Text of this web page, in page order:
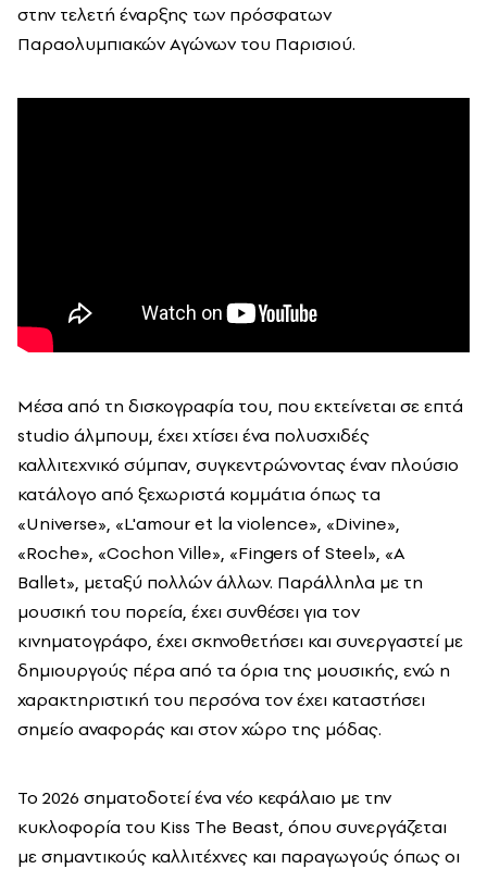
στην τελετή έναρξης των πρόσφατων
Παραολυμπιακών Αγώνων του Παρισιού.
Μέσα από τη δισκογραφία του, που εκτείνεται σε επτά
studio άλμπουμ, έχει χτίσει ένα πολυσχιδές
καλλιτεχνικό σύμπαν, συγκεντρώνοντας έναν πλούσιο
κατάλογο από ξεχωριστά κομμάτια όπως τα
«Universe», «L'amour et la violence», «Divine»,
«Roche», «Cochon Ville», «Fingers of Steel», «A
Ballet», μεταξύ πολλών άλλων. Παράλληλα με τη
μουσική του πορεία, έχει συνθέσει για τον
κινηματογράφο, έχει σκηνοθετήσει και συνεργαστεί με
δημιουργούς πέρα από τα όρια της μουσικής, ενώ η
χαρακτηριστική του περσόνα τον έχει καταστήσει
σημείο αναφοράς και στον χώρο της μόδας.
Το 2026 σηματοδοτεί ένα νέο κεφάλαιο με την
κυκλοφορία του Kiss The Beast, όπου συνεργάζεται
με σημαντικούς καλλιτέχνες και παραγωγούς όπως οι